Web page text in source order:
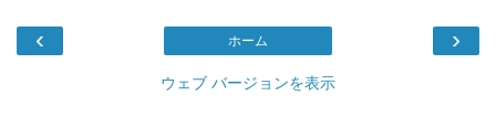
‹ ›
ホーム
ウェブ バージョンを表示